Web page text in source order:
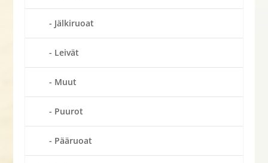
Jälkiruoat
Leivät
Muut
Puurot
Pääruoat